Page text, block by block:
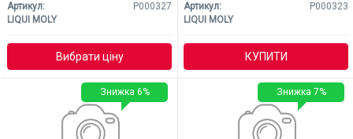
Артикул:
P000327
LIQUI MOLY
Вибрати ціну
Артикул:
P000323
LIQUI MOLY
КУПИТИ
Знижка 6% Знижка 7%